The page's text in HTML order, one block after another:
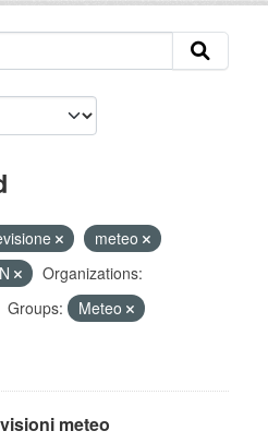
meteo
Organizations:
Groups:
Meteo
meteo